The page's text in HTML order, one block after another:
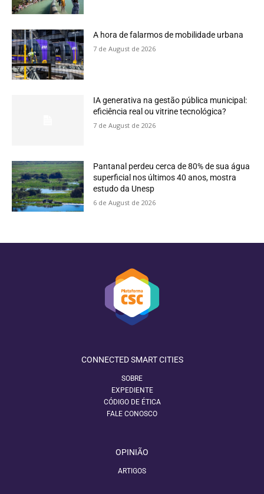
A hora de falarmos de mobilidade urbana
7 de August de 2026
IA generativa na gestão pública municipal:
eficiência real ou vitrine tecnológica?
7 de August de 2026
Pantanal perdeu cerca de 80% de sua água
superficial nos últimos 40 anos, mostra
estudo da Unesp
6 de August de 2026
CONNECTED SMART CITIES
SOBRE
EXPEDIENTE
CÓDIGO DE ÉTICA
FALE CONOSCO
OPINIÃO
ARTIGOS